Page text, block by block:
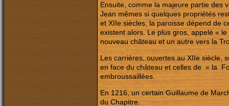
Ensuite, comme la majeure partie des
Jean mêmes si quelques propriétés
et XIIe siècles, la paroisse dépend de
existent alors. Le plus gros, appelé «
nouveau château et un autre vers la
Les carrières, ouvertes au XIIe siècle,
en face du château et celles de « la
embroussaillées.
En 1216, un certain Guillaume de
du Chapitre.